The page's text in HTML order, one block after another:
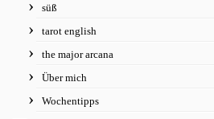
süß
tarot english
the major arcana
Über mich
Wochentipps